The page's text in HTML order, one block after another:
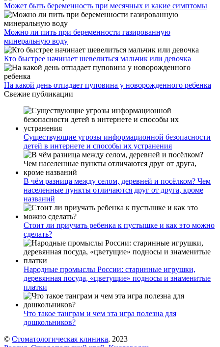
Может быть беременность при месячных и какие симптомы
Можно ли пить при беременности газированную
минеральную воду
Кто быстрее начинает шевелиться мальчик или девочка
На какой день отпадает пуповина у новорожденного ребенка
Свежие публикации
Существующие угрозы информационной безопасности
детей в интернете и способы их устранения
В чём разница между селом, деревней и посёлком? Чем
населенные пункты отличаются друг от друга, кроме
названий
Стоит ли приучать ребенка к пустышке и как это можно
сделать?
Народные промыслы России: старинные игрушки,
деревянная посуда, «цветущие» подносы и знаменитые
платки
Что такое танграм и чем эта игра полезна для
дошкольников?
© Стоматологическая клиника, 2023